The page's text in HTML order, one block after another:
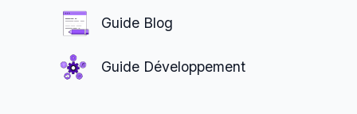
Guide Blog
Guide Développement